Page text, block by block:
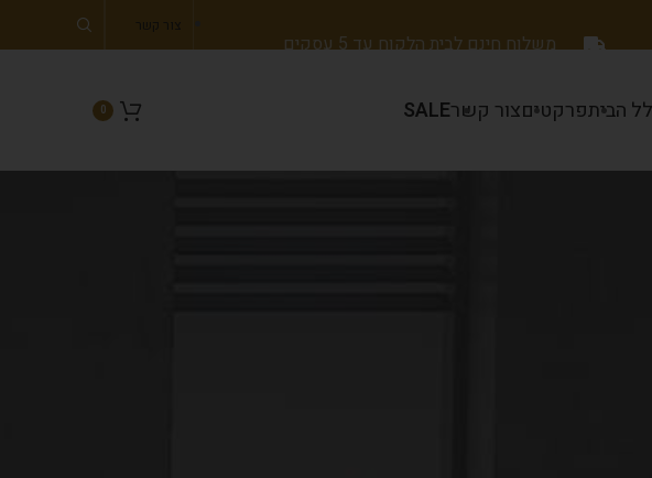
משלוח חינם לבית הלקוח עד 5 עסקים
צור קשר
הביתפרקטיםצור קשרSALE
0